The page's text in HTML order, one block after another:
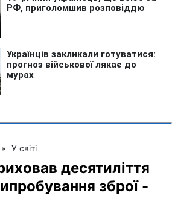
» У світі
десятиліття
зброї -